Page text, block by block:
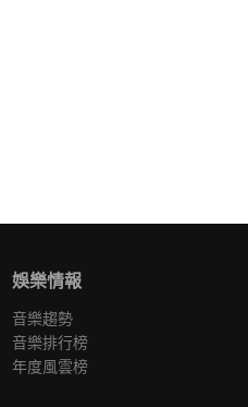
娛樂情報
音樂趨勢
音樂排行榜
年度風雲榜